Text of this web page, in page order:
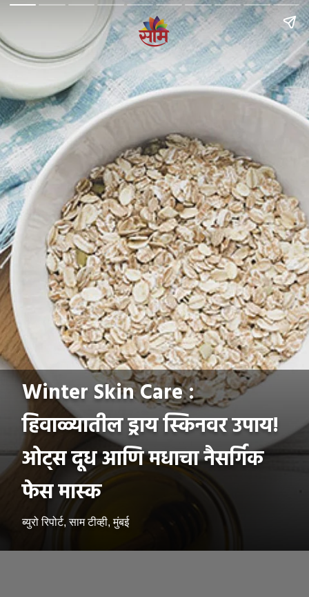
Winter Skin Care :
हिवाळ्यातील ड्राय स्किनवर उपाय!
ओट्स दूध आणि मधाचा नैसर्गिक
फेस मास्क
ब्युरो रिपोर्ट, साम टीव्ही, मुंबई